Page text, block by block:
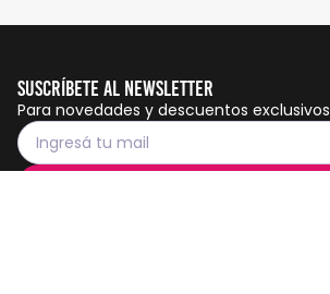
Suscríbete al Newsletter
Para novedades y descuentos exclusivos